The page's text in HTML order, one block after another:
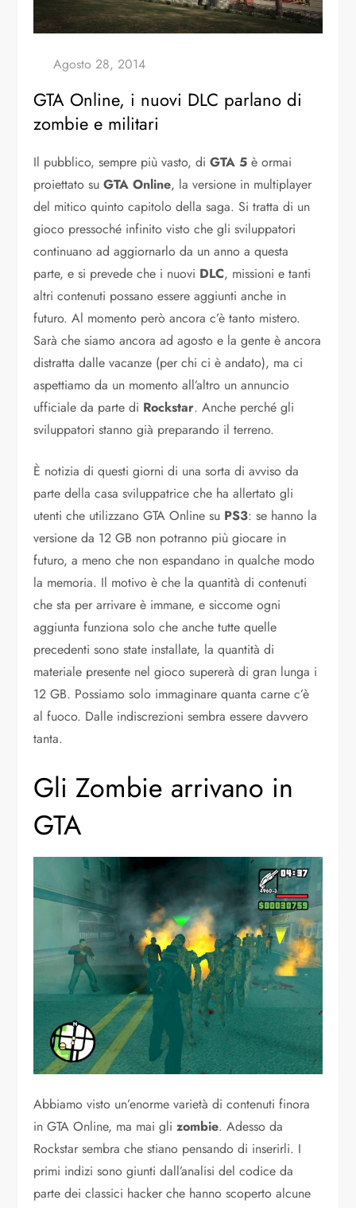
GTA Online, i nuovi DLC parlano di
zombie e militari
Il pubblico, sempre più vasto, diGTA 5 è ormai
proiettato suGTA Online, la versione in multiplayer
del mitico quinto capitolo della saga. Si tratta di un
gioco pressoché infinito visto che gli sviluppatori
continuano ad aggiornarlo da un anno a questa
parte, e si prevede che i nuovi DLC, missioni e tanti
altri contenuti possano essere aggiunti anche in
futuro. Al momento però ancora c’è tanto mistero.
Sarà che siamo ancora ad agosto e la gente è ancora
distratta dalle vacanze (per chi ci è andato), ma ci
aspettiamo da un momento all’altro un annuncio
ufficiale da parte di Rockstar. Anche perché gli
sviluppatori stanno già preparando il terreno.
È notizia di questi giorni di una sorta di avviso da
parte della casa sviluppatrice che ha allertato gli
utenti che utilizzano GTA Online su PS3: se hanno la
versione da 12 GB non potranno più giocare in
futuro, a meno che non espandano in qualche modo
la memoria. Il motivo è che la quantità di contenuti
che sta per arrivare è immane, e siccome ogni
aggiunta funziona solo che anche tutte quelle
precedenti sono state installate, la quantità di
materiale presente nel gioco supererà di gran lunga i
12 GB. Possiamo solo immaginare quanta carne c’è
al fuoco. Dalle indiscrezioni sembra essere davvero
tanta.
Gli Zombie arrivano in
GTA
Abbiamo visto un’enorme varietà di contenuti finora
in GTA Online, ma mai glizombie. Adesso da
Rockstar sembra che stiano pensando di inserirli. I
primi indizi sono giunti dall’analisi del codice da
parte dei classici hacker che hanno scoperto alcune